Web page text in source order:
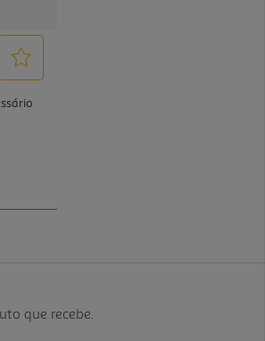
que recebe.